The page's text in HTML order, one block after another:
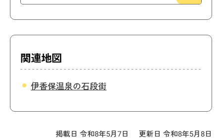
関連地図
伊香保温泉の石段街
掲載日 令和8年5月7日 更新日 令和8年5月8日